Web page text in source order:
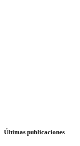
Últimas publicaciones